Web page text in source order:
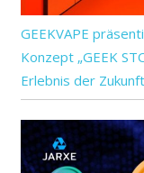
GEEKVAPE
Konzept „GEEK
Erlebnis der Zukunft